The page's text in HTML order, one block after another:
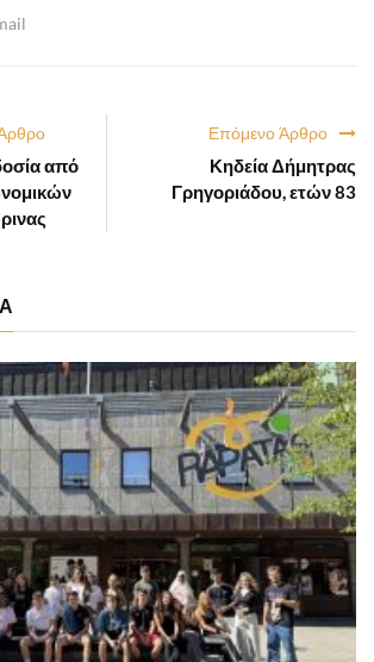
Επόμενο Άρθρο
Κηδεία Δήμητρας
Γρηγοριάδου, ετών 83
από